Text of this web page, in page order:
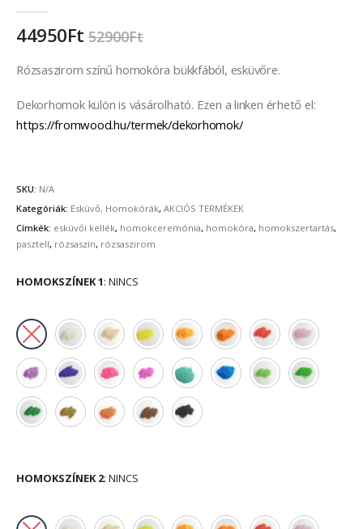
44950Ft 52900Ft
Rózsaszirom színű homokóra bükkfából, esküvőre.
Dekorhomok külön is vásárolható. Ezen a linken érhető el:
https://fromwood.hu/termek/dekorhomok/
SKU: N/A
Kategóriák: Esküvő, Homokórák, AKCIÓS TERMÉKEK
Címkék: esküvői kellék, homokceremónia, homokóra, homokszertartás,
pasztell, rózsaszín, rózsaszirom
HOMOKSZÍNEK 1: NINCS
HOMOKSZÍNEK 2: NINCS